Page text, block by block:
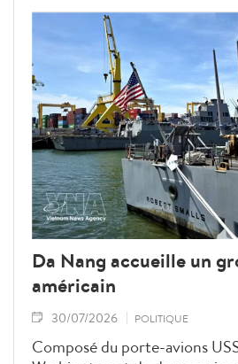
Riêng, à Hô Chi Minh-Ville.
Da Nang accueille un
américain
30/07/2026 POLITIQUE
Composé du porte-avions